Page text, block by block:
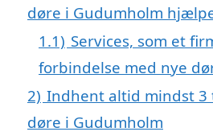
døre i Gudumholm
1.1) Services, som et
forbindelse med nye
2) Indhent altid mindst 3
døre i Gudumholm